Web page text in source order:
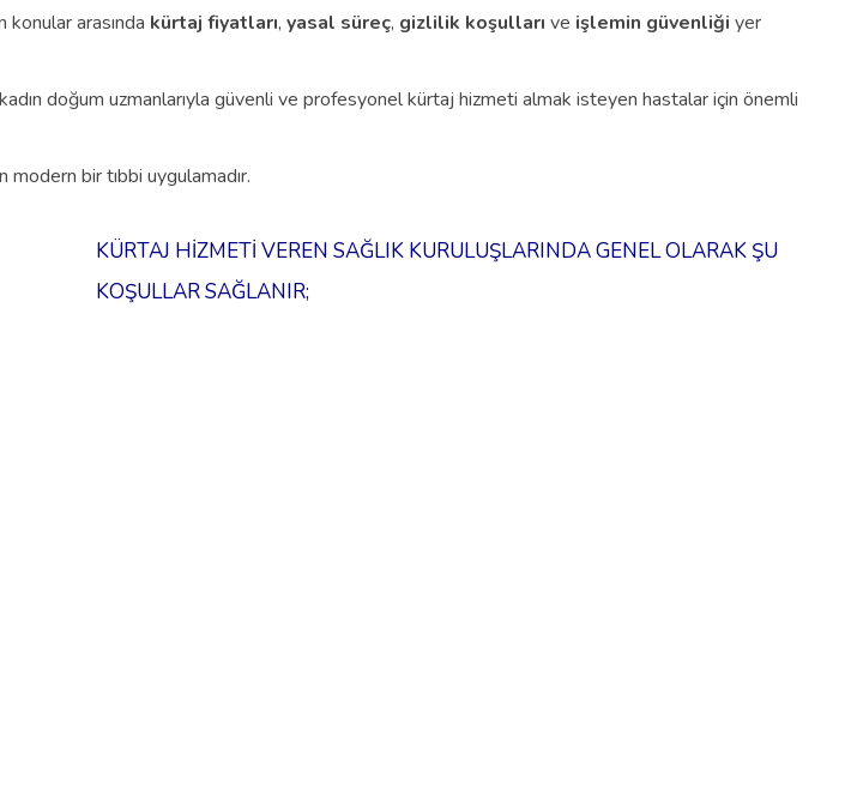
konular arasında kürtaj fiyatları, yasal süreç, gizlilik koşulları ve işlemin güvenliği yer
doğum uzmanlarıyla güvenli ve profesyonel kürtaj hizmeti almak isteyen hastalar için önemli
modern bir tıbbi uygulamadır.
KÜRTAJ HİZMETİ VEREN SAĞLIK KURULUŞLARINDA GENEL OLARAK ŞU
KOŞULLAR SAĞLANIR;